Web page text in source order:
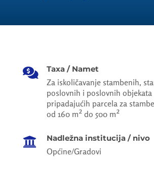
 Taxa / Namet
Za iskoličavanje stambenih,
poslovnih i poslovnih objekata
pripadajućih parcela za
od 160 m² do 500 m²
 Nadležna institucija / nivo
Općine/Gradovi